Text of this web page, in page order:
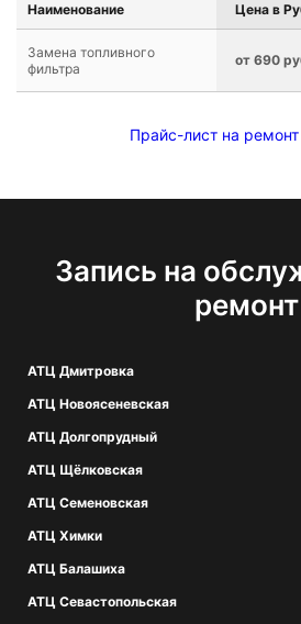
Наименование Цена в
Замена топливного
фильтра
от 690
Прайс-лист на
Запись на
ремонт
АТЦ Дмитровка
АТЦ Новоясеневская
АТЦ Долгопрудный
АТЦ Щёлковская
АТЦ Семеновская
АТЦ Химки
АТЦ Балашиха
АТЦ Севастопольская